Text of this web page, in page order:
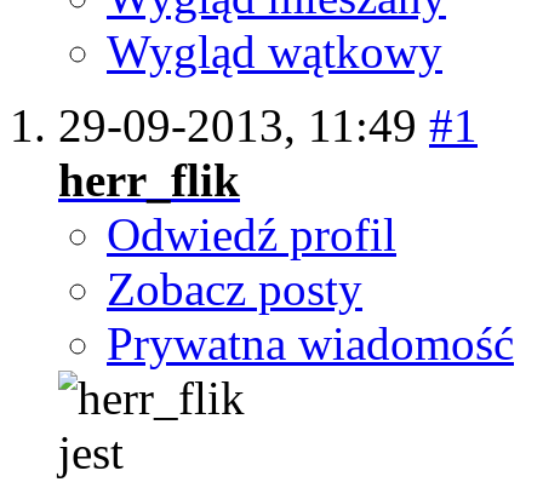
Wygląd wątkowy
29-09-2013, 11:49 #1
herr_flik
Odwiedź profil
Zobacz posty
Prywatna wiadomość